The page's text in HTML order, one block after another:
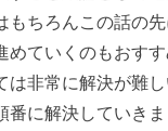
もちろんこの話の
めていくのもおすす
は非常に解決が難
番に解決していきま